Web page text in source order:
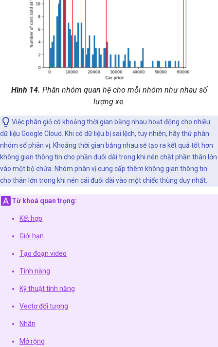
Hình 14. Phân nhóm quan hệ cho mỗi nhóm như nhau số
lượng xe.
Việc phân giỏ có khoảng thời gian bằng nhau hoạt động cho nhiều
dữ liệu Google Cloud. Khi có dữ liệu bị sai lệch, tuy nhiên, hãy thử phân
nhóm số phân vị. Khoảng thời gian bằng nhau sẽ tạo ra kết quả tốt hơn
không gian thông tin cho phần đuôi dài trong khi nén chặt phần thân lớn
vào một bộ chứa. Nhóm phân vị cung cấp thêm không gian thông tin
cho thân lớn trong khi nén cái đuôi dài vào một chiếc thùng duy nhất.
Từ khoá quan trọng:
Kết hợp
Giới hạn
Tạo đoạn video
Tính năng
Kỹ thuật tính năng
Vectơ đối tượng
Nhãn
Mở rộng